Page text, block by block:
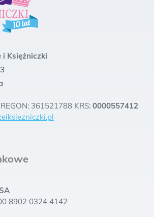
i Księżniczki
361521788 KRS: 0000557412
8902 0324 4142